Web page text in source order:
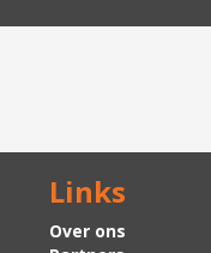
Links
Over ons